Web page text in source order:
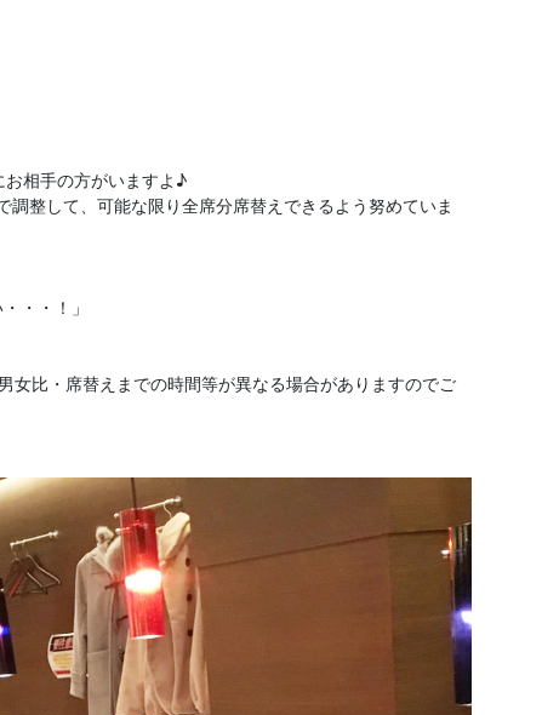
相手の方がいますよ♪
整して、可能な限り全席分席替えできるよう努めていま
・・！」
比・席替えまでの時間等が異なる場合がありますのでご